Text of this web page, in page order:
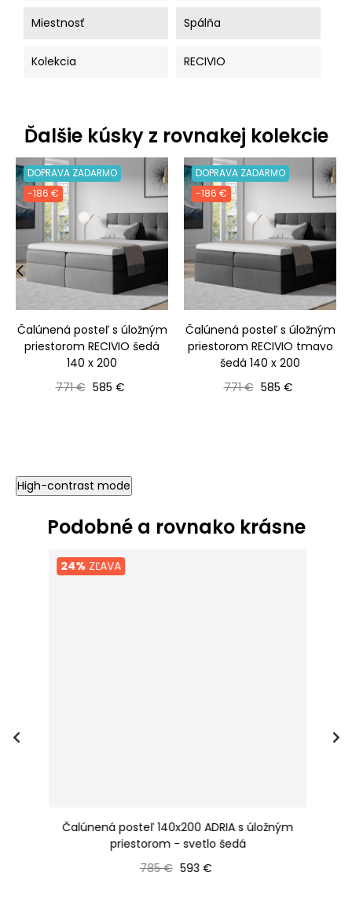
Miestnosť Spálňa
Kolekcia RECIVIO
Ďalšie kúsky z rovnakej kolekcie
DOPRAVA ZADARMO
-186 €
Čalúnená posteľ s úložným
priestorom RECIVIO šedá
140 x 200
Bežná cena
771 € Cena
585 €
DOPRAVA ZADARMO
-186 €
Čalúnená posteľ s úložným
priestorom RECIVIO tmavo
šedá 140 x 200
Bežná cena
771 € Cena
585 €
›
High-contrast mode
Podobné a rovnako krásne
24%ZĽAVA
Čalúnená posteľ 140x200 ADRIA s úložným
priestorom - svetlo šedá
Bežná cena
785 € Cena
593 €